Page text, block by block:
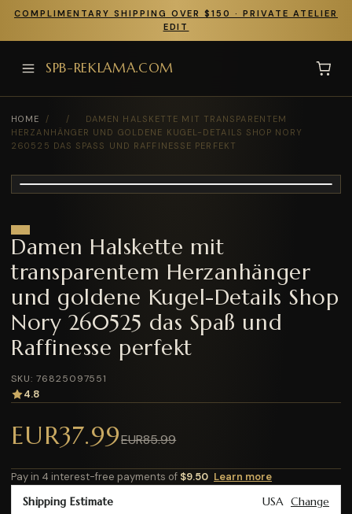
COMPLIMENTARY SHIPPING OVER $150 · PRIVATE ATELIER
EDIT
SPB-REKLAMA.COM
HOME / /
DAMEN HALSKETTE MIT TRANSPARENTEM
HERZANHÄNGER UND GOLDENE KUGEL-DETAILS SHOP NORY
260525 DAS SPASS UND RAFFINESSE PERFEKT
Damen Halskette mit
transparentem Herzanhänger
und goldene Kugel-Details Shop
Nory 260525 das Spaß und
Raffinesse perfekt
SKU: 76825097551
4.8
EUR37.99EUR85.99
Pay in 4 interest-free payments of $9.50 Learn more
Shipping Estimate USA Change